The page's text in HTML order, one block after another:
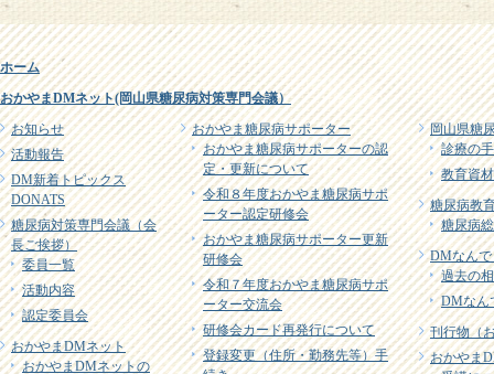
ホーム
おかやまDMネット(岡山県糖尿病対策専門会議）
お知らせ
活動報告
DM新着トピックス
DONATS
糖尿病対策専門会議（会
長ご挨拶）
委員一覧
活動内容
認定委員会
おかやまDMネット
おかやまDMネットの
おかやま糖尿病サポーター
おかやま糖尿病サポーターの認
定・更新について
令和８年度おかやま糖尿病サポ
ーター認定研修会
おかやま糖尿病サポーター更新
研修会
令和７年度おかやま糖尿病サポ
ーター交流会
研修会カード再発行について
登録変更（住所・勤務先等）手
岡山県糖
診療の
教育資材
糖尿病教
糖尿病
DMなん
過去の
DMなん
刊行物（
おかやま